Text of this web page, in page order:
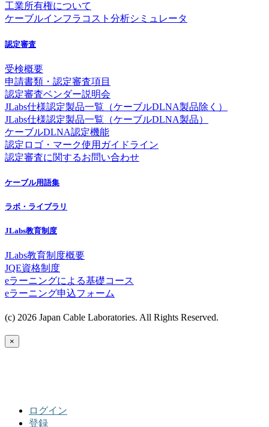
工業所有権について
ケーブルインフラコスト分析シミュレータ
認定審査
受検概要
申請書類・認定審査項目
認定審査ベンダー説明会
JLabs仕様認定製品一覧（ケーブルDLNA製品除く）
JLabs仕様認定製品一覧（ケーブルDLNA製品）
ケーブルDLNA認定機能
認定ロゴ・マーク使用ガイドライン
認定審査に関するお問い合わせ
ケーブル用語集
ラボ・ライブラリ
JLabs教育制度
JLabs教育制度概要
JQE資格制度
eラーニングによる基礎コース
eラーニング申込フォーム
(c) 2026 Japan Cable Laboratories. All Rights Reserved.
×
ログイン
登録